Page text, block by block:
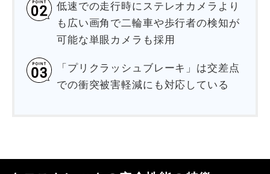
低速での走行時にステレオカメラより
も広い画角で二輪車や歩行者の検知が
可能な単眼カメラも採用
「プリクラッシュブレーキ」は交差点
での衝突被害軽減にも対応している